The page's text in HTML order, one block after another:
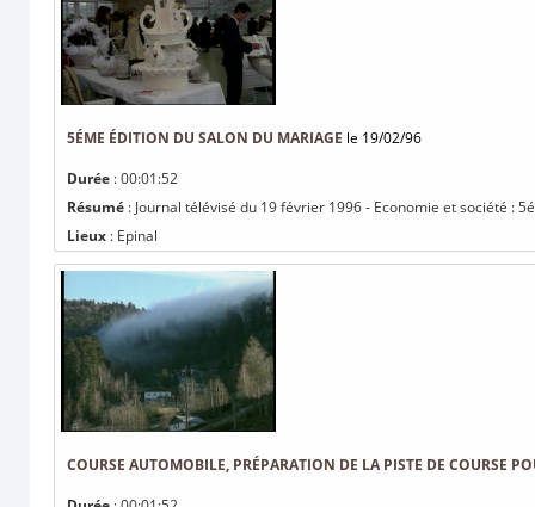
5ÉME ÉDITION DU SALON DU MARIAGE le 19/02/96
Durée : 00:01:52
Résumé : Journal télévisé du 19 février 1996 - Economie et société :
Lieux : Epinal
COURSE AUTOMOBILE, PRÉPARATION DE LA PISTE DE COURSE